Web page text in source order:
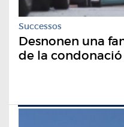
Successos
Desnonen una
de la